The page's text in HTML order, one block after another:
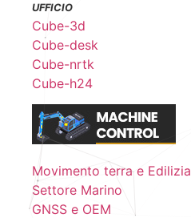
UFFICIO
Cube-3d
Cube-desk
Cube-nrtk
Cube-h24
Movimento terra e Edilizia
Settore Marino
GNSS e OEM